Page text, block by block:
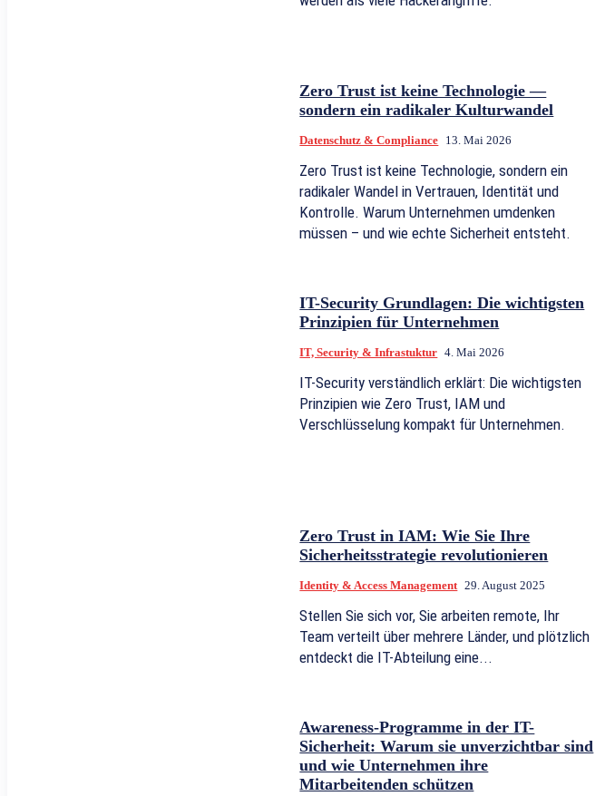
Zero Trust ist keine Technologie —
sondern ein radikaler Kulturwandel
Datenschutz & Compliance 13. Mai 2026
Zero Trust ist keine Technologie, sondern ein
radikaler Wandel in Vertrauen, Identität und
Kontrolle. Warum Unternehmen umdenken
müssen – und wie echte Sicherheit entsteht.
IT-Security Grundlagen: Die wichtigsten
Prinzipien für Unternehmen
IT, Security & Infrastuktur 4. Mai 2026
IT-Security verständlich erklärt: Die wichtigsten
Prinzipien wie Zero Trust, IAM und
Verschlüsselung kompakt für Unternehmen.
Zero Trust in IAM: Wie Sie Ihre
Sicherheitsstrategie revolutionieren
Identity & Access Management 29. August 2025
Stellen Sie sich vor, Sie arbeiten remote, Ihr
Team verteilt über mehrere Länder, und plötzlich
entdeckt die IT-Abteilung eine...
Awareness-Programme in der IT-
Sicherheit: Warum sie unverzichtbar sind
und wie Unternehmen ihre
Mitarbeitenden schützen